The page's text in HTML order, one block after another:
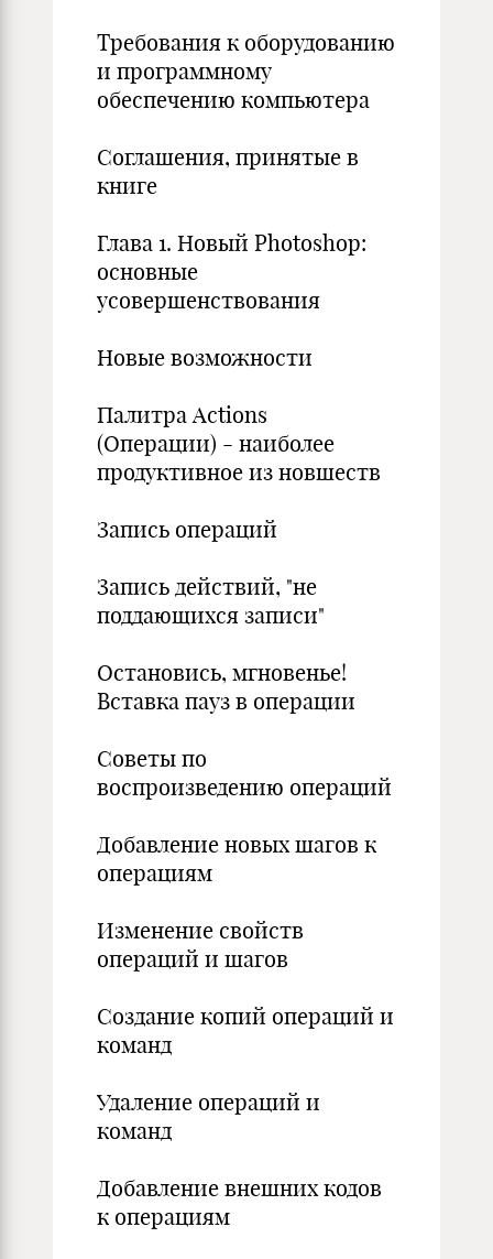
Требования к оборудованию
и программному
обеспечению компьютера
Соглашения, принятые в
книге
Глава 1. Новый Photoshop:
основные
усовершенствования
Новые возможности
Палитра Actions
(Операции) - наиболее
продуктивное из новшеств
Запись операций
Запись действий, "не
поддающихся записи"
Остановись, мгновенье!
Вставка пауз в операции
Советы по
воспроизведению операций
Добавление новых шагов к
операциям
Изменение свойств
операций и шагов
Создание копий операций и
команд
Удаление операций и
команд
Добавление внешних кодов
к операциям